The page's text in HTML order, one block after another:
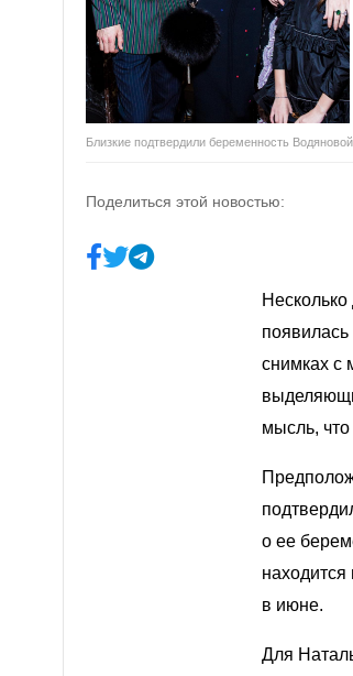
Близкие подтвердили беременность Водяновой
Поделиться этой новостью:
снимках с
мысль,
о ее
в июне.
Для